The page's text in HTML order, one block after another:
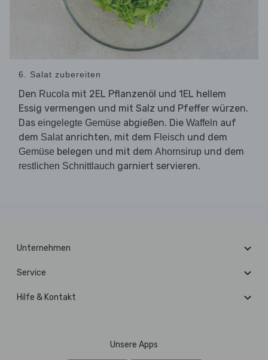
6. Salat zubereiten
Den Rucola mit 2EL Pflanzenöl und 1EL hellem
Essig vermengen und mit Salz und Pfeffer würzen.
Das eingelegte Gemüse abgießen. Die Waffeln auf
dem Salatanrichten, mit dem Fleisch und dem
Gemüse belegen und mit dem Ahornsirup und dem
restlichen Schnittlauch garniert servieren.
Unternehmen
Service
Hilfe & Kontakt
Unsere Apps